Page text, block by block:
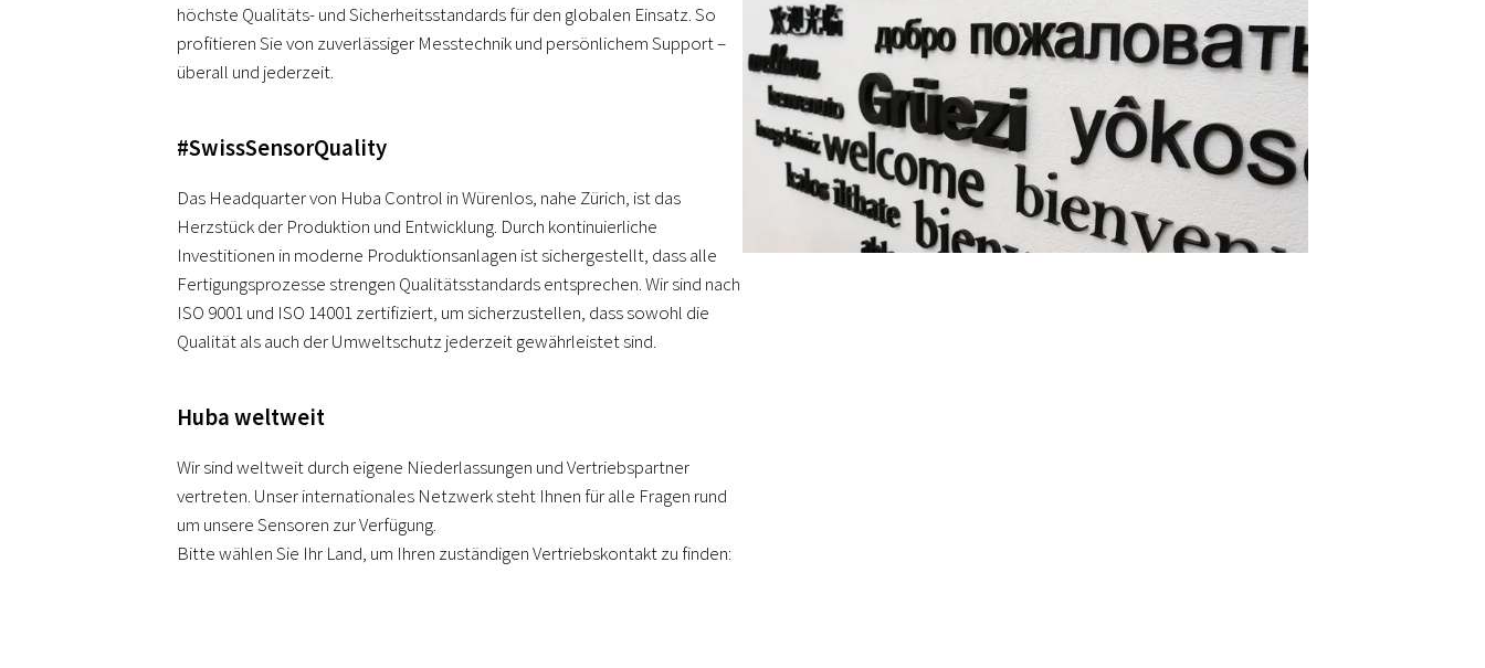
höchste Qualitäts- und Sicherheitsstandards für den globalen Einsatz. So
profitieren Sie von zuverlässiger Messtechnik und persönlichem Support –
überall und jederzeit.
#SwissSensorQuality
Das Headquarter von Huba Control in Würenlos, nahe Zürich, ist das
Herzstück der Produktion und Entwicklung. Durch kontinuierliche
Investitionen in moderne Produktionsanlagen ist sichergestellt, dass alle
Fertigungsprozesse strengen Qualitätsstandards entsprechen. Wir sind nach
ISO 9001 und ISO 14001 zertifiziert, um sicherzustellen, dass sowohl die
Qualität als auch der Umweltschutz jederzeit gewährleistet sind.
Huba weltweit
Wir sind weltweit durch eigene Niederlassungen und Vertriebspartner
vertreten. Unser internationales Netzwerk steht Ihnen für alle Fragen rund
um unsere Sensoren zur Verfügung.
Bitte wählen Sie Ihr Land, um Ihren zuständigen Vertriebskontakt zu finden: